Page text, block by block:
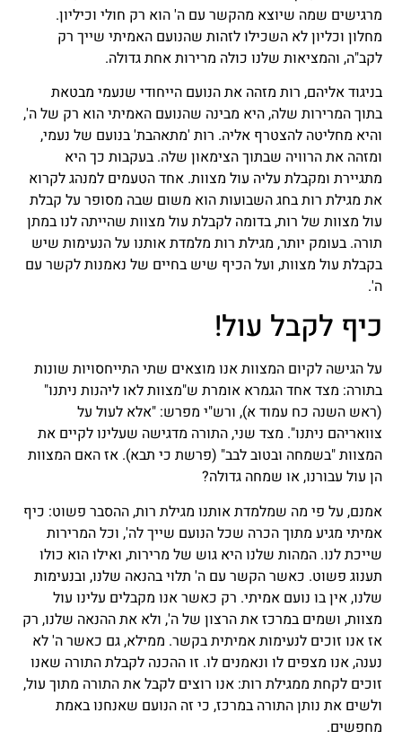
מרגישים שמה שיוצא מהקשר עם ה' הוא רק חולי וכיליון.
מחלון וכליון לא השכילו לזהות שהנועם האמיתי שייך רק
לקב"ה, והמציאות שלנו כולה מרירות אחת גדולה.
בניגוד אליהם, רות מזהה את הנועם הייחודי שנעמי מבטאת
בתוך המרירות שלה, היא מבינה שהנועם האמיתי הוא רק של ה',
והיא מחליטה להצטרף אליה. רות 'מתאהבת' בנועם של נעמי,
ומזהה את הרוויה שבתוך הצימאון שלה. בעקבות כך היא
מתגיירת ומקבלת עליה עול מצוות. אחד הטעמים למנהג לקרוא
את מגילת רות בחג השבועות הוא משום שבה מסופר על קבלת
עול מצוות של רות, בדומה לקבלת עול מצוות שהייתה לנו במתן
תורה. בעומק יותר, מגילת רות מלמדת אותנו על הנעימות שיש
בקבלת עול מצוות, ועל הכיף שיש בחיים של נאמנות לקשר עם
ה'.
כיף לקבל עול!
על הגישה לקיום המצוות אנו מוצאים שתי התייחסויות שונות
בתורה: מצד אחד הגמרא אומרת ש"מצוות לאו ליהנות ניתנו"
(ראש השנה כח עמוד א), ורש"י מפרש: "אלא לעול על
צוואריהם ניתנו". מצד שני, התורה מדגישה שעלינו לקיים את
המצוות "בשמחה ובטוב לבב" (פרשת כי תבא). אז האם המצוות
הן עול עבורנו, או שמחה גדולה?
אמנם, על פי מה שמלמדת אותנו מגילת רות, ההסבר פשוט: כיף
אמיתי מגיע מתוך הכרה שכל הנועם שייך לה', וכל המרירות
שייכת לנו. המהות שלנו היא גוש של מרירות, ואילו הוא כולו
תענוג פשוט. כאשר הקשר עם ה' תלוי בהנאה שלנו, ובנעימות
שלנו, אין בו נועם אמיתי. רק כאשר אנו מקבלים עלינו עול
מצוות, ושמים במרכז את הרצון של ה', ולא את ההנאה שלנו, רק
אז אנו זוכים לנעימות אמיתית בקשר. ממילא, גם כאשר ה' לא
נענה, אנו מצפים לו ונאמנים לו. זו ההכנה לקבלת התורה שאנו
זוכים לקחת ממגילת רות: אנו רוצים לקבל את התורה מתוך עול,
ולשים את נותן התורה במרכז, כי זה הנועם שאנחנו באמת
מחפשים.